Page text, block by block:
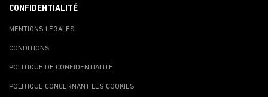
CONFIDENTIALITÉ
MENTIONS LÉGALES
CONDITIONS
POLITIQUE DE CONFIDENTIALITÉ
POLITIQUE CONCERNANT LES COOKIES